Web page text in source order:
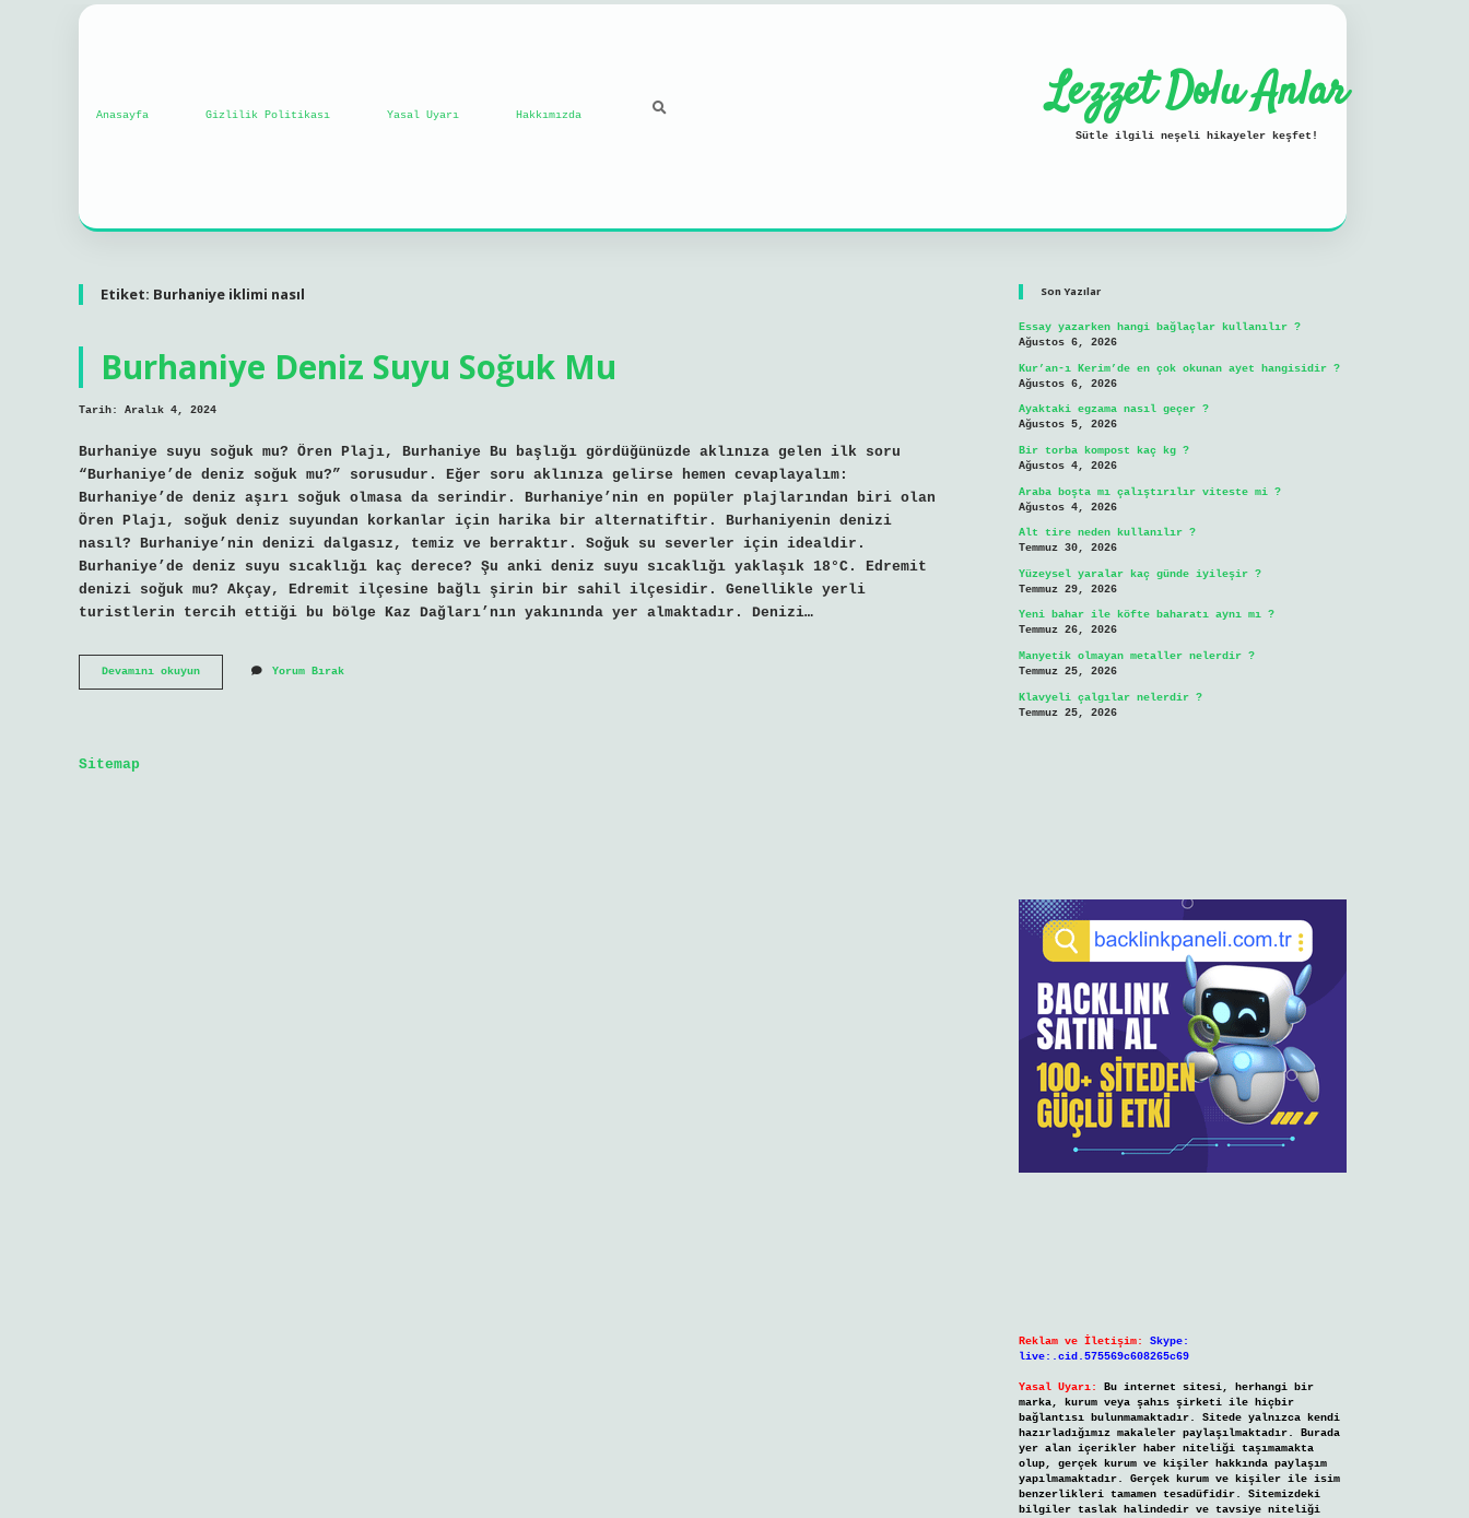
Anasayfa Gizlilik Politikası Yasal Uyarı Hakkımızda Lezzet Dolu Anlar
Sütle ilgili neşeli hikayeler keşfet!
Etiket: Burhaniye iklimi nasıl
Burhaniye Deniz Suyu Soğuk Mu
Tarih: Aralık 4, 2024
Burhaniye suyu soğuk mu? Ören Plajı, Burhaniye Bu başlığı gördüğünüzde aklınıza gelen ilk soru
“Burhaniye’de deniz soğuk mu?” sorusudur. Eğer soru aklınıza gelirse hemen cevaplayalım:
Burhaniye’de deniz aşırı soğuk olmasa da serindir. Burhaniye’nin en popüler plajlarından biri olan
Ören Plajı, soğuk deniz suyundan korkanlar için harika bir alternatiftir. Burhaniyenin denizi
nasıl? Burhaniye’nin denizi dalgasız, temiz ve berraktır. Soğuk su severler için idealdir.
Burhaniye’de deniz suyu sıcaklığı kaç derece? Şu anki deniz suyu sıcaklığı yaklaşık 18°C. Edremit
denizi soğuk mu? Akçay, Edremit ilçesine bağlı şirin bir sahil ilçesidir. Genellikle yerli
turistlerin tercih ettiği bu bölge Kaz Dağları’nın yakınında yer almaktadır. Denizi…
Devamını okuyunBurhaniye
Deniz
Yorum Bırak
Sitemap
Son Yazılar
Essay yazarken hangi bağlaçlar kullanılır ?
Ağustos 6, 2026
Kur’an-ı Kerim’de en çok okunan ayet hangisidir ?
Ağustos 6, 2026
Ayaktaki egzama nasıl geçer ?
Ağustos 5, 2026
Bir torba kompost kaç kg ?
Ağustos 4, 2026
Araba boşta mı çalıştırılır viteste mi ?
Ağustos 4, 2026
Alt tire neden kullanılır ?
Temmuz 30, 2026
Yüzeysel yaralar kaç günde iyileşir ?
Temmuz 29, 2026
Yeni bahar ile köfte baharatı aynı mı ?
Temmuz 26, 2026
Manyetik olmayan metaller nelerdir ?
Temmuz 25, 2026
Klavyeli çalgılar nelerdir ?
Temmuz 25, 2026
Reklam ve İletişim:
Skype:
live:.cid.575569c608265c69
Yasal Uyarı:
Bu internet sitesi, herhangi bir
marka, kurum veya şahıs şirketi ile hiçbir
bağlantısı bulunmamaktadır. Sitede yalnızca kendi
hazırladığımız makaleler paylaşılmaktadır. Burada
yer alan içerikler haber niteliği taşımamakta
olup, gerçek kurum ve kişiler hakkında paylaşım
yapılmamaktadır. Gerçek kurum ve kişiler ile isim
benzerlikleri tamamen tesadüfidir. Sitemizdeki
bilgiler taslak halindedir ve tavsiye niteliği